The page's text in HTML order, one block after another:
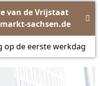
van de Vrijstaat
sachsen.de

op de eerste werkdag